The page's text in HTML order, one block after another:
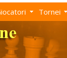
Tornei